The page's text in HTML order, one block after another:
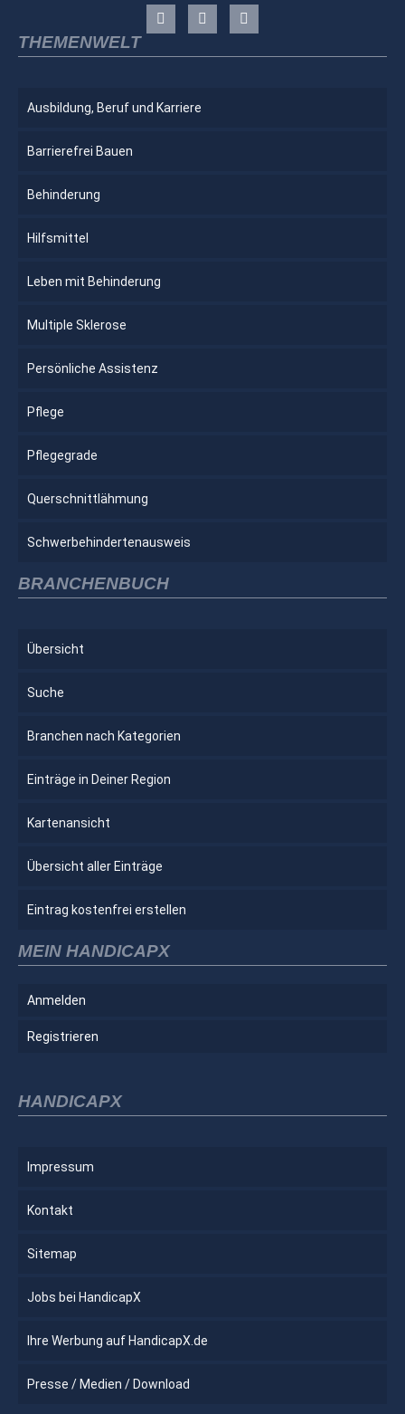
THEMENWELT
Ausbildung, Beruf und Karriere
Barrierefrei Bauen
Behinderung
Hilfsmittel
Leben mit Behinderung
Multiple Sklerose
Persönliche Assistenz
Pflege
Pflegegrade
Querschnittlähmung
Schwerbehindertenausweis
BRANCHENBUCH
Übersicht
Suche
Branchen nach Kategorien
Einträge in Deiner Region
Kartenansicht
Übersicht aller Einträge
Eintrag kostenfrei erstellen
MEIN HANDICAPX
Anmelden
Registrieren
HANDICAPX
Impressum
Kontakt
Sitemap
Jobs bei HandicapX
Ihre Werbung auf HandicapX.de
Presse / Medien / Download